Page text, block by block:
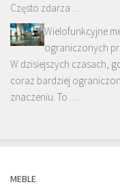
Często zdarza …
Wielofunkcyjne
ograniczonych
W dzisiejszych czasach,
coraz bardziej
znaczeniu. To …
MEBLE